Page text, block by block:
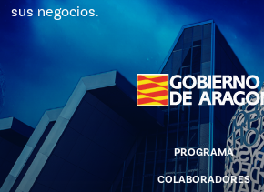
sus negocios.
PROGRAMA
COLABORADORES